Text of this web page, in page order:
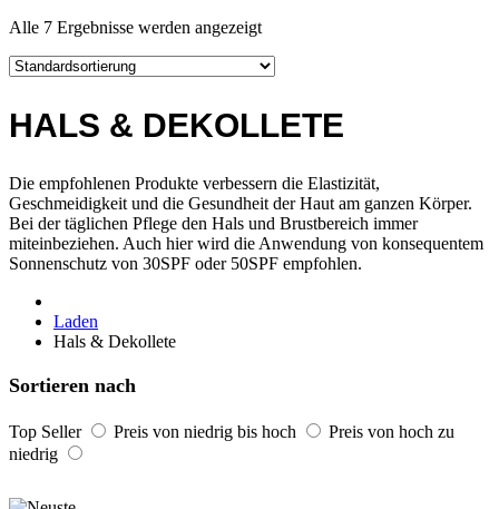
Alle 7 Ergebnisse werden angezeigt
HALS & DEKOLLETE
Die empfohlenen Produkte verbessern die Elastizität,
Geschmeidigkeit und die Gesundheit der Haut am ganzen Körper.
Bei der täglichen Pflege den Hals und Brustbereich immer
miteinbeziehen. Auch hier wird die Anwendung von konsequentem
Sonnenschutz von 30SPF oder 50SPF empfohlen.
Laden
Hals & Dekollete
Sortieren nach
Top Seller Preis von niedrig bis hoch
Preis von hoch zu
niedrig